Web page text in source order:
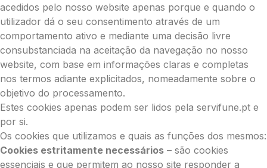
acedidos pelo nosso website apenas porque e quando o
utilizador dá o seu consentimento através de um
comportamento ativo e mediante uma decisão livre
consubstanciada na aceitação da navegação no nosso
website, com base em informações claras e completas
nos termos adiante explicitados, nomeadamente sobre o
objetivo do processamento.
Estes cookies apenas podem ser lidos pela servifune.pt e
por si.
Os cookies que utilizamos e quais as funções dos mesmos:
Cookies estritamente necessários – são cookies
essenciais e que permitem ao nosso site responder a